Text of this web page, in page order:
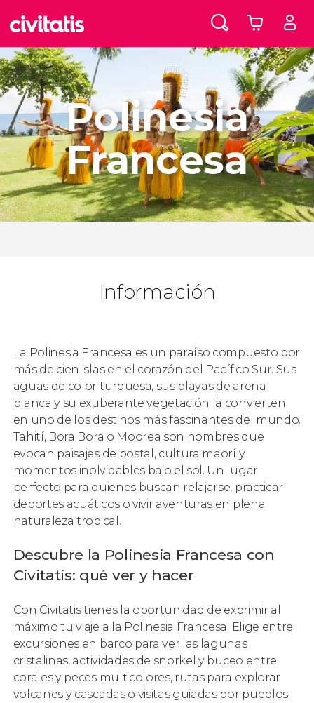
Polinesia
Francesa
Información
La Polinesia Francesa es un paraíso compuesto por
más de cien islas en el corazón del Pacífico Sur. Sus
aguas de color turquesa, sus playas de arena
blanca y su exuberante vegetación la convierten
en uno de los destinos más fascinantes del mundo.
Tahití, Bora Bora o Moorea son nombres que
evocan paisajes de postal, cultura maorí y
momentos inolvidables bajo el sol. Un lugar
perfecto para quienes buscan relajarse, practicar
deportes acuáticos o vivir aventuras en plena
naturaleza tropical.
Descubre la Polinesia Francesa con
Civitatis: qué ver y hacer
Con Civitatis tienes la oportunidad de exprimir al
máximo tu viaje a la Polinesia Francesa. Elige entre
excursiones en barco para ver las lagunas
cristalinas, actividades de snorkel y buceo entre
corales y peces multicolores, rutas para explorar
volcanes y cascadas o visitas guiadas por pueblos